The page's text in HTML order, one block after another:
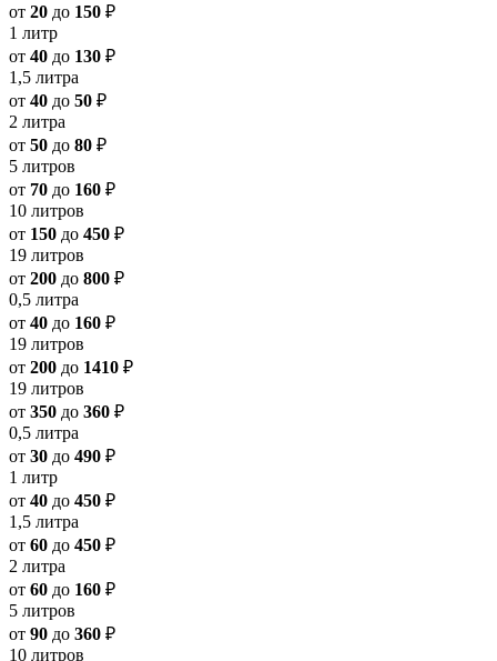
от 20 до 150 ₽
1 литр
от 40 до 130 ₽
1,5 литра
от 40 до 50 ₽
2 литра
от 50 до 80 ₽
5 литров
от 70 до 160 ₽
10 литров
от 150 до 450 ₽
19 литров
от 200 до 800 ₽
0,5 литра
от 40 до 160 ₽
19 литров
от 200 до 1410 ₽
19 литров
от 350 до 360 ₽
0,5 литра
от 30 до 490 ₽
1 литр
от 40 до 450 ₽
1,5 литра
от 60 до 450 ₽
2 литра
от 60 до 160 ₽
5 литров
от 90 до 360 ₽
10 литров